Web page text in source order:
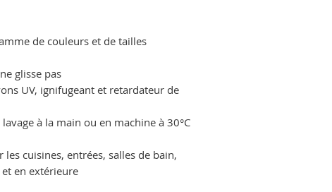
de couleurs et de tailles
glisse pas
UV, ignifugeant et retardateur de
à la main ou en machine à 30°C
cuisines, entrées, salles de bain,
en extérieure